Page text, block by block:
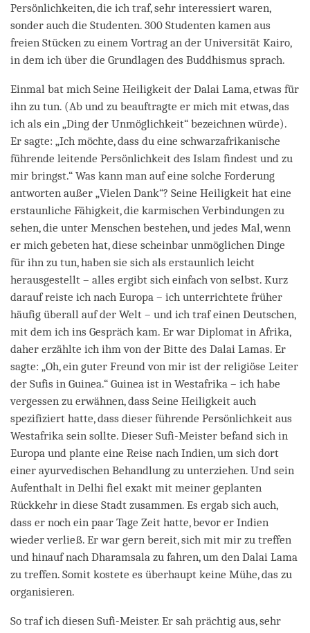
Persönlichkeiten, die ich traf, sehr interessiert waren,
sonder auch die Studenten. 300 Studenten kamen aus
freien Stücken zu einem Vortrag an der Universität Kairo,
in dem ich über die Grundlagen des Buddhismus sprach.
Einmal bat mich Seine Heiligkeit der Dalai Lama, etwas für
ihn zu tun. (Ab und zu beauftragte er mich mit etwas, das
ich als ein „Ding der Unmöglichkeit“ bezeichnen würde).
Er sagte: „Ich möchte, dass du eine schwarzafrikanische
führende leitende Persönlichkeit des Islam findest und zu
mir bringst.“ Was kann man auf eine solche Forderung
antworten außer „Vielen Dank“? Seine Heiligkeit hat eine
erstaunliche Fähigkeit, die karmischen Verbindungen zu
sehen, die unter Menschen bestehen, und jedes Mal, wenn
er mich gebeten hat, diese scheinbar unmöglichen Dinge
für ihn zu tun, haben sie sich als erstaunlich leicht
herausgestellt – alles ergibt sich einfach von selbst. Kurz
darauf reiste ich nach Europa – ich unterrichtete früher
häufig überall auf der Welt – und ich traf einen Deutschen,
mit dem ich ins Gespräch kam. Er war Diplomat in Afrika,
daher erzählte ich ihm von der Bitte des Dalai Lamas. Er
sagte: „Oh, ein guter Freund von mir ist der religiöse Leiter
der Sufis in Guinea.“ Guinea ist in Westafrika – ich habe
vergessen zu erwähnen, dass Seine Heiligkeit auch
spezifiziert hatte, dass dieser führende Persönlichkeit aus
Westafrika sein sollte. Dieser Sufi-Meister befand sich in
Europa und plante eine Reise nach Indien, um sich dort
einer ayurvedischen Behandlung zu unterziehen. Und sein
Aufenthalt in Delhi fiel exakt mit meiner geplanten
Rückkehr in diese Stadt zusammen. Es ergab sich auch,
dass er noch ein paar Tage Zeit hatte, bevor er Indien
wieder verließ. Er war gern bereit, sich mit mir zu treffen
und hinauf nach Dharamsala zu fahren, um den Dalai Lama
zu treffen. Somit kostete es überhaupt keine Mühe, das zu
organisieren.
So traf ich diesen Sufi-Meister. Er sah prächtig aus, sehr